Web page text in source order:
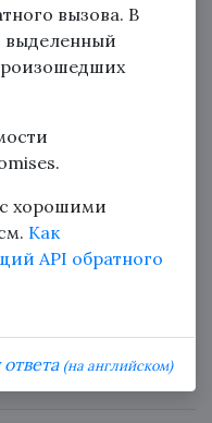
вызова. В
выделенный
хорошими
Как
API обратного
(на английском)